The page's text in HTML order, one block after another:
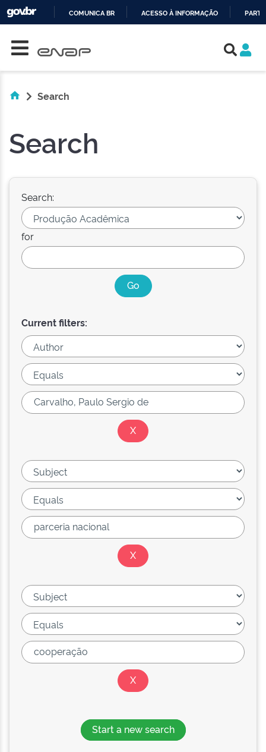
COMUNICA BR ACESSO À INFORMAÇÃO
Search
Search
Search:
for
Current filters:
Start a new search